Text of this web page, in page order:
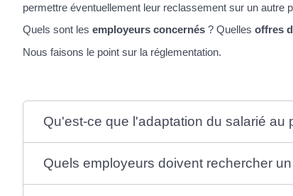
permettre éventuellement leur reclassement sur un autre
Quels sont les employeurs concernés ? Quelles offres
Nous faisons le point sur la réglementation.
Qu'est-ce que l'adaptation du salarié au
Quels employeurs doivent rechercher